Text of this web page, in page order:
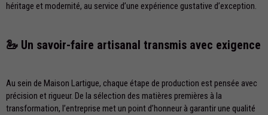
héritage et modernité, au service d’une expérience gustative d’exception.
🦢 Un savoir-faire artisanal transmis avec exigence
Au sein de Maison Lartigue, chaque étape de production est pensée avec
précision et rigueur. De la sélection des matières premières à la
transformation, l’entreprise met un point d’honneur à garantir une qualité